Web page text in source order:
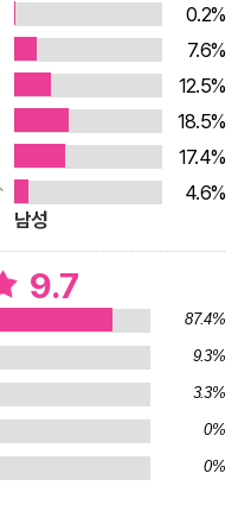
장 광범위한 논의가 이루어
이 책이 불평등과 경제를
간 당시부터 논란이 끊이
특별 프로젝트를 계획,
주제로 나눠 각계 전문가
제학상 수상자인 폴 크루
의 최전선에 던져놓은 화
가? 피케티는 과연 옳았는
회과학의 학제 간 연구서
람들이 주목한 ‘불평등의
고 직시한다. 그런 의미에서
시대 지성들의 답변이 총
0.2%
7.6%
12.5%
18.5%
17.4%
4.6%
남성
9.7
87.4%
9.3%
3.3%
0%
0%